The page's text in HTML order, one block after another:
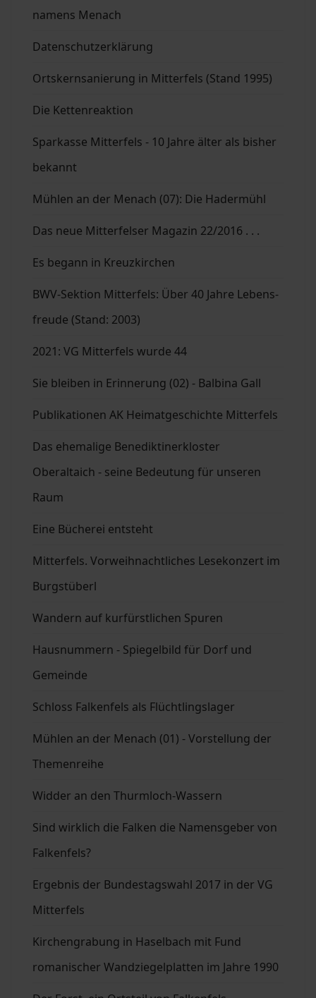
namens Menach
Datenschutzerklärung
Ortskernsanierung in Mitterfels (Stand 1995)
Die Kettenreaktion
Sparkasse Mitterfels - 10 Jahre älter als bisher
bekannt
Mühlen an der Menach (07): Die Hadermühl
Das neue Mitterfelser Magazin 22/2016 . . .
Es begann in Kreuzkirchen
BWV-Sektion Mitterfels: Über 40 Jahre Lebens-
freude (Stand: 2003)
2021: VG Mitterfels wurde 44
Sie bleiben in Erinnerung (02) - Balbina Gall
Publikationen AK Heimatgeschichte Mitterfels
Das ehemalige Benediktinerkloster
Oberaltaich - seine Bedeutung für unseren
Raum
Eine Bücherei entsteht
Mitterfels. Vorweihnachtliches Lesekonzert im
Burgstüberl
Wandern auf kurfürstlichen Spuren
Hausnummern - Spiegelbild für Dorf und
Gemeinde
Schloss Falkenfels als Flüchtlingslager
Mühlen an der Menach (01) - Vorstellung der
Themenreihe
Widder an den Thurmloch-Wassern
Sind wirklich die Falken die Namensgeber von
Falkenfels?
Ergebnis der Bundestagswahl 2017 in der VG
Mitterfels
Kirchengrabung in Haselbach mit Fund
romanischer Wandziegelplatten im Jahre 1990